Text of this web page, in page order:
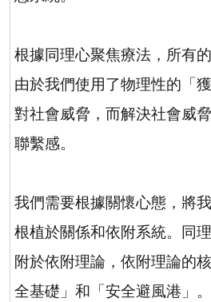
根據同理心聚焦療法，所有
由於我們使用了物理性的「
對社會威脅，而解決社會威
聯繫感。
我們需要根據關懷心態，將
根植於關係和依附系統。同
附於依附理論，依附理論的
全基礎」和「安全避風港」